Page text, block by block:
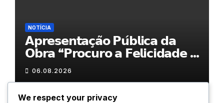
NOTÍCIA
𝗔𝗽𝗿𝗲𝘀𝗲𝗻𝘁𝗮𝗰̧𝗮̃𝗼 𝗣𝘂́𝗯𝗹𝗶𝗰𝗮 𝗱𝗮
𝗢𝗯𝗿𝗮 “𝗣𝗿𝗼𝗰𝘂𝗿𝗼 𝗮 𝗙𝗲𝗹𝗶𝗰𝗶𝗱𝗮𝗱𝗲 𝗲
𝗲𝗹𝗮 𝗺𝗼𝗿𝗮 𝗰𝗼𝗺𝗶𝗴𝗼”
06.08.2026
We respect your privacy